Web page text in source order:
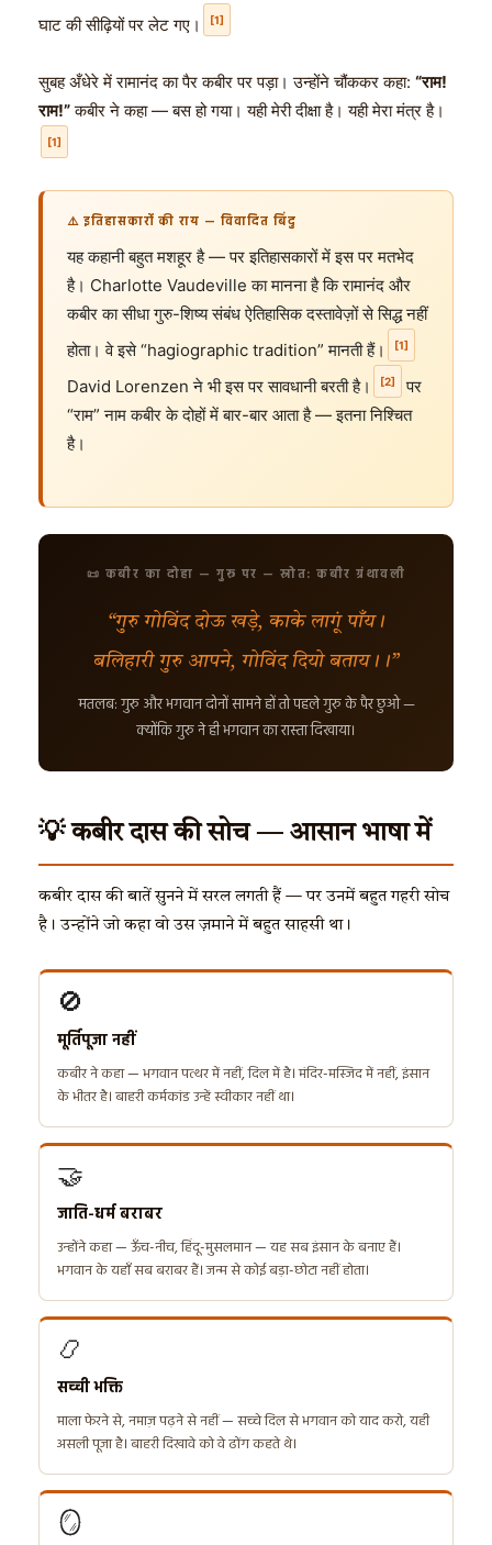
घाट की सीढ़ियों पर लेट गए। [1]
सुबह अँधेरे में रामानंद का पैर कबीर पर पड़ा। उन्होंने चौंककर कहा: “राम!
राम!”कबीर ने कहा — बस हो गया। यही मेरी दीक्षा है। यही मेरा मंत्र है।
[1]
⚠️ इतिहासकारों की राय — विवादित बिंदु
यह कहानी बहुत मशहूर है — पर इतिहासकारों में इस पर मतभेद
है। Charlotte Vaudeville का मानना है कि रामानंद और
कबीर का सीधा गुरु-शिष्य संबंध ऐतिहासिक दस्तावेज़ों से सिद्ध नहीं
होता। वे इसे “hagiographic tradition” मानती हैं।
[1]
David Lorenzen ने भी इस पर सावधानी बरती है। [2]
पर
“राम” नाम कबीर के दोहों में बार-बार आता है — इतना निश्चित
है।
📜 कबीर का दोहा — गुरु पर — स्रोत: कबीर ग्रंथावली
“गुरु गोविंद दोऊ खड़े, काके लागूं पाँय।
बलिहारी गुरु आपने, गोविंद दियो बताय।।”
मतलब: गुरु और भगवान दोनों सामने हों तो पहले गुरु के पैर छुओ —
क्योंकि गुरु ने ही भगवान का रास्ता दिखाया।
💡 कबीर दास की सोच — आसान भाषा में
कबीर दास की बातें सुनने में सरल लगती हैं — पर उनमें बहुत गहरी सोच
है। उन्होंने जो कहा वो उस ज़माने में बहुत साहसी था।
🚫
मूर्तिपूजा नहीं
कबीर ने कहा — भगवान पत्थर में नहीं, दिल में है। मंदिर-मस्जिद में नहीं, इंसान
के भीतर है। बाहरी कर्मकांड उन्हें स्वीकार नहीं था।
🤝
जाति-धर्म बराबर
उन्होंने कहा — ऊँच-नीच, हिंदू-मुसलमान — यह सब इंसान के बनाए हैं।
भगवान के यहाँ सब बराबर हैं। जन्म से कोई बड़ा-छोटा नहीं होता।
📿
सच्ची भक्ति
माला फेरने से, नमाज़ पढ़ने से नहीं — सच्चे दिल से भगवान को याद करो, यही
असली पूजा है। बाहरी दिखावे को वे ढोंग कहते थे।
🪞